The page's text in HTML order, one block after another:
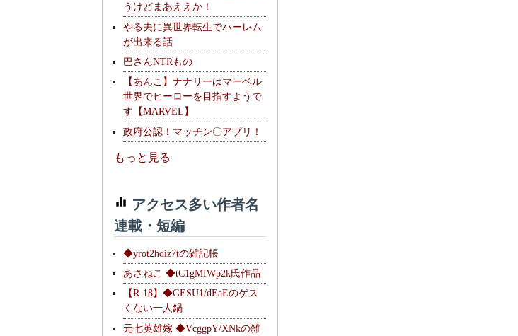
うけどまあええか！
やる夫に異世界転生でハーレム
が出来る話
巴さんNTRもの
【あんこ】ナナリーはマーベル
世界でヒーローを目指すようで
す【MARVEL】
政府公認！マッチン〇アプリ！
もっと見る
アクセス多い作者名
連載・短編
◆yrot2hdiz7tの雑記帳
あさねこ ◆tC1gMIWp2k氏作品
【R-18】◆GESU1/dEaEのゲス
くない一人鍋
元七英雄嫁 ◆VcggpY/XNkの雑